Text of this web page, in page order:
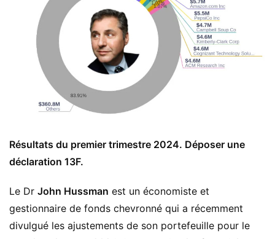
Résultats du premier trimestre 2024. Déposer une
déclaration 13F.
Le Dr John Hussman est un économiste et
gestionnaire de fonds chevronné qui a récemment
divulgué les ajustements de son portefeuille pour le